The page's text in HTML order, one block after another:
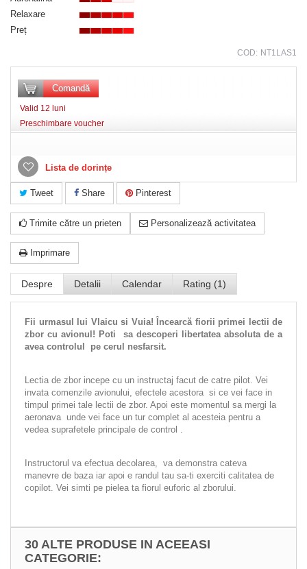
Relaxare
Preț
COD: NT1LAS1
Comandă
Valid 12 luni
Preschimbare voucher
Lista de dorințe
Tweet Share Pinterest
Trimite către un prieten Personalizează activitatea
Imprimare
Despre Detalii Calendar Rating (1)
Fii urmasul lui Vlaicu si Vuia! Încearcă fiorii primei lectii de
zbor cu avionul! Poti sa descoperi libertatea absoluta de a
avea controlul pe cerul nesfarsit.
Lectia de zbor incepe cu un instructaj facut de catre pilot. Vei
invata comenzile avionului, efectele acestora si ce vei face in
timpul primei tale lectii de zbor. Apoi este momentul sa mergi la
aeronava unde vei face un tur complet al acesteia pentru a
vedea suprafetele principale de control .
Instructorul va efectua decolarea, va demonstra cateva
manevre de baza iar apoi e randul tau sa-ti exerciti calitatea de
copilot. Vei simti pe pielea ta fiorul euforic al zborului.
30 ALTE PRODUSE IN ACEEASI
CATEGORIE: